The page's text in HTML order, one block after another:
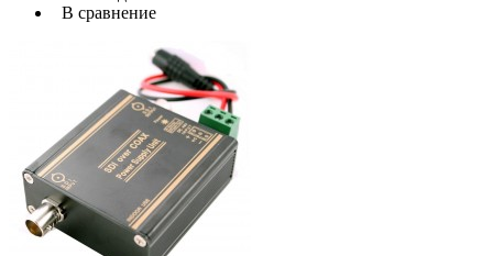
В сравнение